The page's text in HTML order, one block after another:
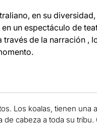
en su diversidad,
un espectáculo de
de la narración ,
Los koalas, tienen una
cabeza a toda su